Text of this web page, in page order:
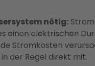
nötig:
einen elektrischen
Stromkosten
der Regel direkt mit.